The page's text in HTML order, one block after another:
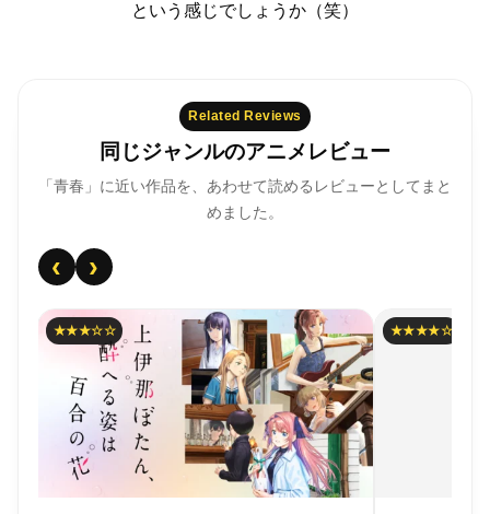
という感じでしょうか（笑）
Related Reviews
同じジャンルのアニメレビュー
「青春」に近い作品を、あわせて読めるレビューとしてまと
めました。
‹ ›
★★★☆☆ ★★★★☆